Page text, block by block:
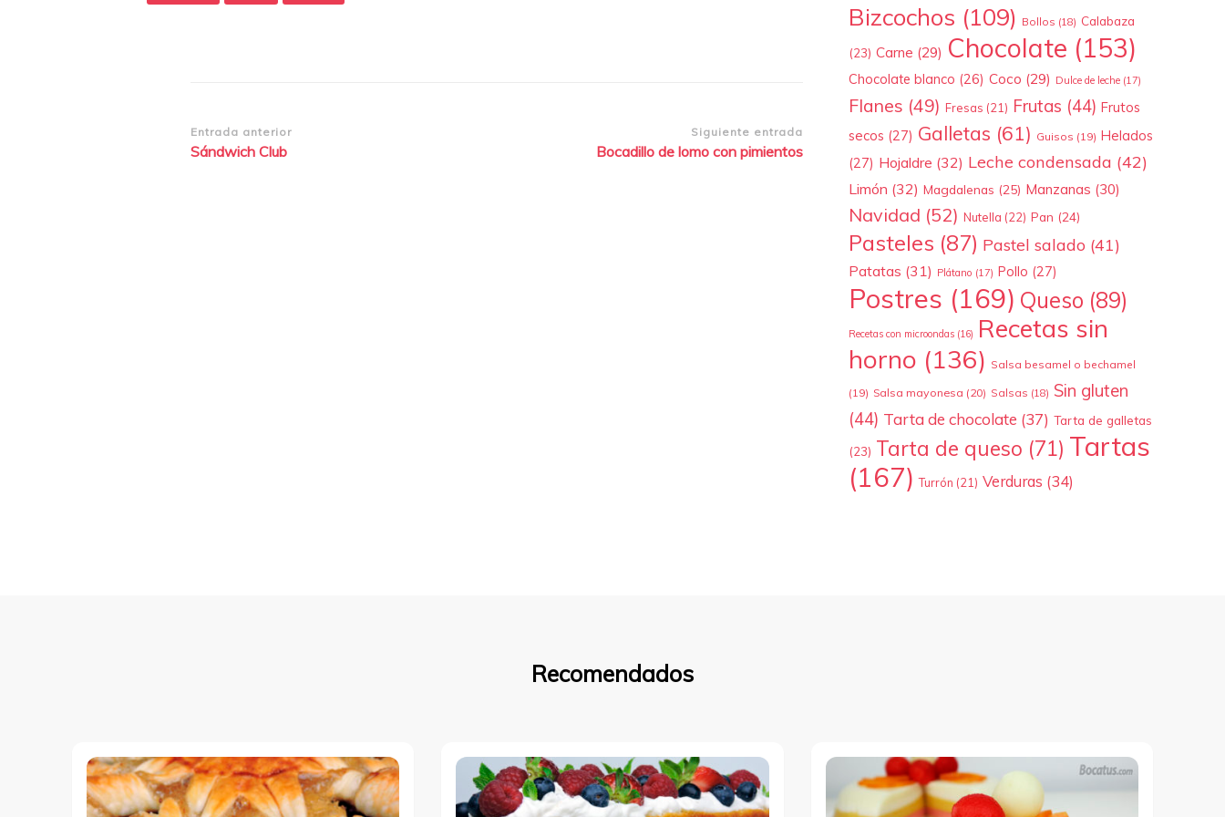
Navegación
de
Entrada anterior
Sándwich Club
Siguiente entrada
Bocadillo de lomo con pimientos
Bizcochos (109) Bollos (18) Calabaza
(23) Carne (29) Chocolate (153)
Chocolate blanco (26) Coco (29) Dulce de leche(17)
Flanes (49) Fresas (21) Frutas (44) Frutos
secos (27) Galletas (61) Guisos (19) Helados
(27) Hojaldre (32) Leche condensada (42)
Limón (32) Magdalenas (25) Manzanas (30)
Navidad (52) Nutella (22) Pan (24)
Pasteles (87) Pastel salado (41)
Patatas (31) Plátano (17) Pollo (27)
Postres (169) Queso (89)
Recetas con microondas(16) Recetas sin
horno (136) Salsa besamel o bechamel
(19) Salsa mayonesa (20) Salsas (18) Sin gluten
(44) Tarta de chocolate (37) Tarta de galletas
(23) Tarta de queso (71) Tartas
(167) Turrón (21) Verduras (34)
Recomendados